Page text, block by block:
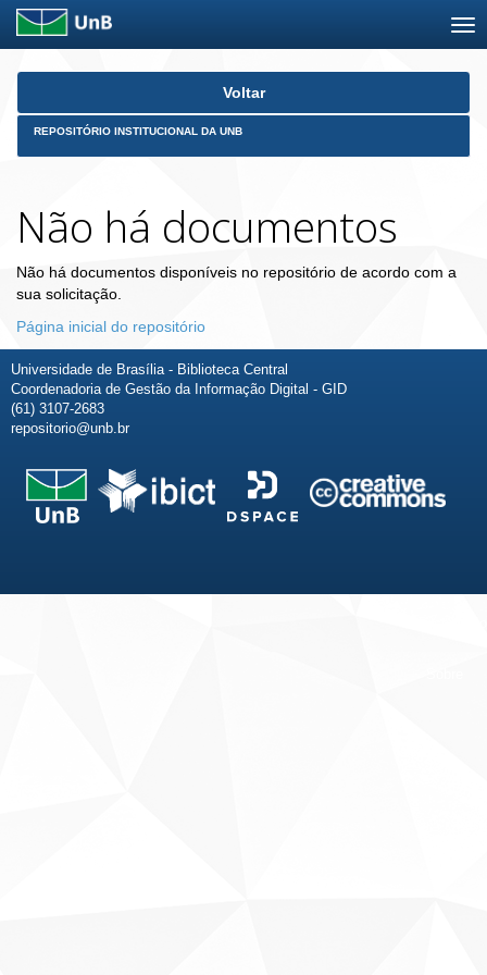
Skip
Voltar
REPOSITÓRIO INSTITUCIONAL DA UNB
Não há documentos
Não há documentos disponíveis no repositório de acordo com a
sua solicitação.
Página inicial do repositório
Universidade de Brasília - Biblioteca Central
Coordenadoria de Gestão da Informação Digital - GID
(61) 3107-2683
repositorio@unb.br